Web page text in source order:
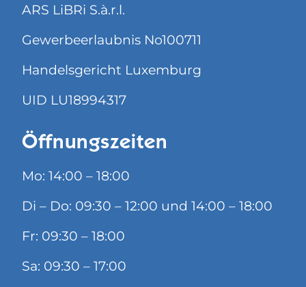
ARS LiBRi S.à.r.l.
Gewerbeerlaubnis No100711
Handelsgericht Luxemburg
UID LU18994317
Öffnungszeiten
Mo: 14:00 – 18:00
Di – Do: 09:30 – 12:00 und 14:00 – 18:00
Fr: 09:30 – 18:00
Sa: 09:30 – 17:00